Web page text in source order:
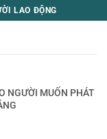
LAO ĐỘNG
NGƯỜI MUỐN PHÁT